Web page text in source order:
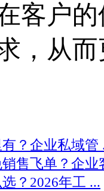
客户
，从
？企业私域管
售飞单？企业
？2026年工 ...